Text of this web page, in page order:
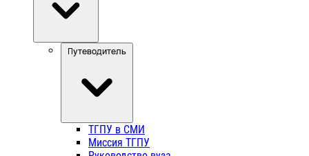
Путеводитель
ТГПУ в СМИ
Миссия ТГПУ